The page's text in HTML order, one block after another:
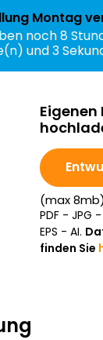
Montag
noch8
und 3
Eigenen
(max 8mb)
PDF - JPG
EPS - AI.
finden Sie